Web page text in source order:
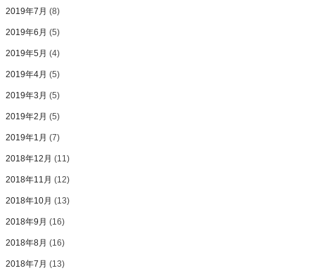
2019年7月 (8)
2019年6月 (5)
2019年5月 (4)
2019年4月 (5)
2019年3月 (5)
2019年2月 (5)
2019年1月 (7)
2018年12月 (11)
2018年11月 (12)
2018年10月 (13)
2018年9月 (16)
2018年8月 (16)
2018年7月 (13)